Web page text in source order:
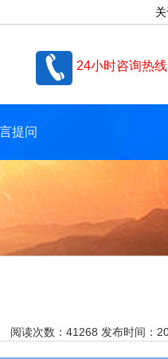
24小时咨询热线
提问
阅读次数：41268 发布时间：